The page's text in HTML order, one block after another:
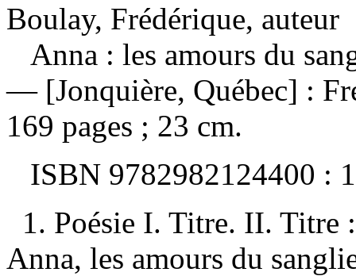
Boulay, Frédérique, auteur
Anna : les amours du
— [Jonquière, Québec] :
169 pages ; 23 cm.
ISBN 9782982124400 :
1. Poésie I. Titre. II.
Anna, les amours du